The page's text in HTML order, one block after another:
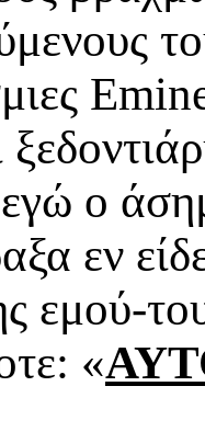
ο
εν
εμού-
«